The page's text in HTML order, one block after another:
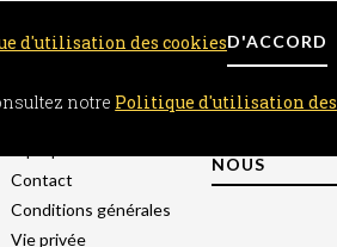
d'utilisation des cookiesD'ACCORD
Contact
Conditions générales
Vie privée
NOUS
notre Politique d'utilisation des